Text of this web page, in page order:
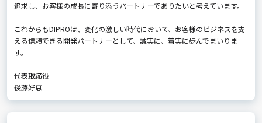
追求し、お客様の成長に寄り添うパートナーでありたいと考えています。
これからもDIPROは、変化の激しい時代において、お客様のビジネスを支
える信頼できる開発パートナーとして、誠実に、着実に歩んでまいりま
す。
代表取締役
後藤好恵